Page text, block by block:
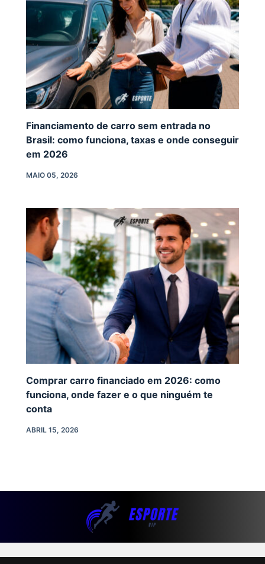
Financiamento de carro sem entrada no
Brasil: como funciona, taxas e onde conseguir
em 2026
MAIO 05, 2026
Comprar carro financiado em 2026: como
funciona, onde fazer e o que ninguém te
conta
ABRIL 15, 2026